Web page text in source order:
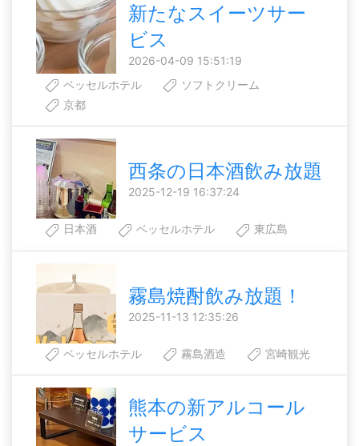
新たなスイーツサー
ビス
2026-04-09 15:51:19
ベッセルホテル
ソフトクリーム
京都
西条の日本酒飲み放題
2025-12-19 16:37:24
日本酒 ベッセルホテル 東広島
霧島焼酎飲み放題！
2025-11-13 12:35:26
ベッセルホテル 霧島酒造 宮崎観光
熊本の新アルコール
サービス